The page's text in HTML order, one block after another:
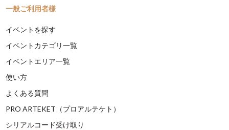
一般ご利用者様
イベントを探す
イベントカテゴリ一覧
イベントエリア一覧
使い方
よくある質問
PRO ARTEKET（プロアルテケト）
シリアルコード受け取り